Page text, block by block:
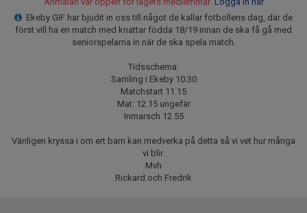
Ekeby GIF har bjudit in oss till något de kallar fotbollens dag, där de
först vill ha en match med knattar födda 18/19 innan de ska få gå med
seniorspelarna in när de ska spela match.
Tidsschema:
Samling i Ekeby 10.30
Matchstart 11.15
Mat: 12.15 ungefär
Inmarsch 12.55
Vänligen kryssa i om ert barn kan medverka på detta så vi vet hur många
vi blir.
Mvh
Rickard och Fredrik